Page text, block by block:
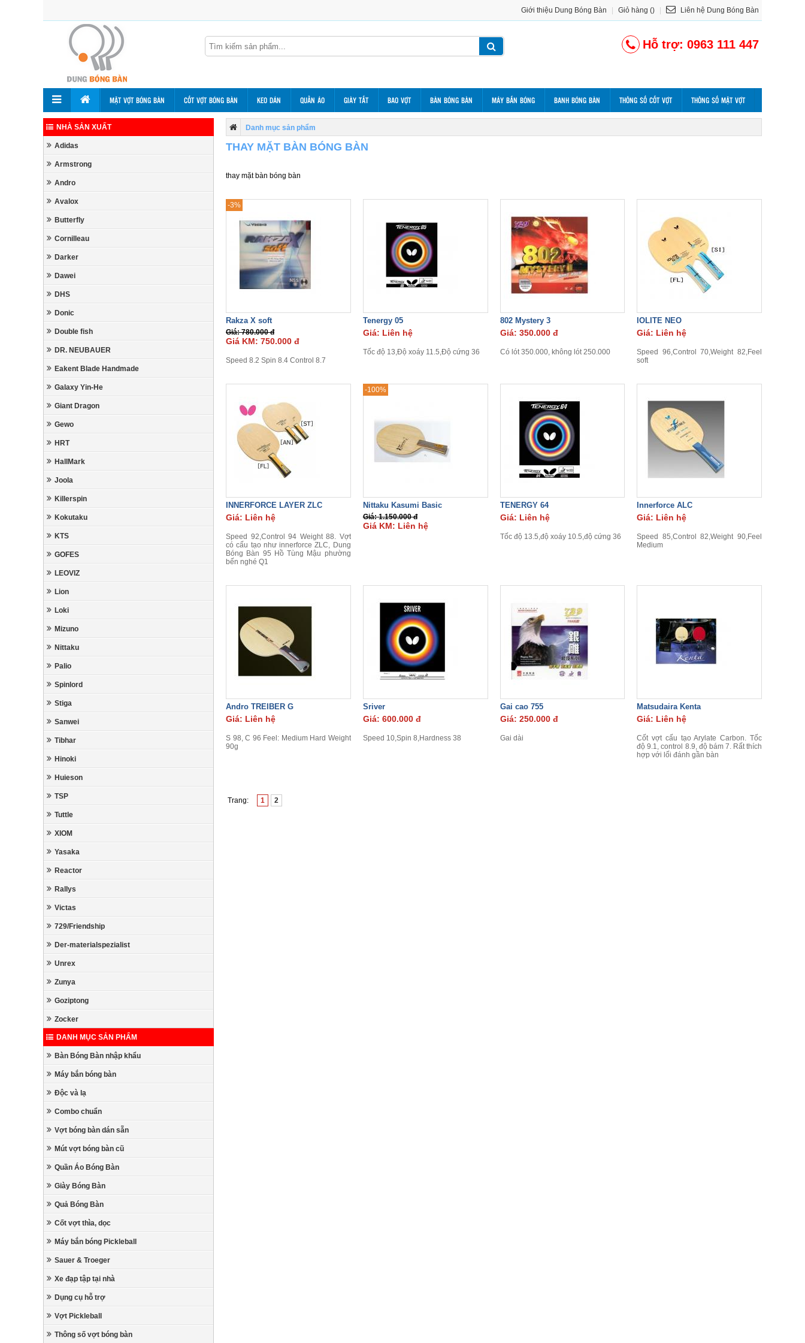
Giới thiệu Dung Bóng Bàn Giỏ hàng () Liên hệ Dung Bóng Bàn
Hỗ trợ: 0963 111 447
MẶT VỢT BÓNG BÀN CỐT VỢT BÓNG BÀN KEO DÁN QUẦN ÁO GIÀY TẤT BAO VỢT BÀN BÓNG BÀN MÁY BẮN BÓNG BANH BÓNG BÀN THÔNG SỐ CỐT VỢT THÔNG SỐ MẶT VỢT
NHÀ SẢN XUẤT
Adidas
Armstrong
Andro
Avalox
Butterfly
Cornilleau
Darker
Dawei
DHS
Donic
Double fish
DR. NEUBAUER
Eakent Blade Handmade
Galaxy Yin-He
Giant Dragon
Gewo
HRT
HallMark
Joola
Killerspin
Kokutaku
KTS
GOFES
LEOVIZ
Lion
Loki
Mizuno
Nittaku
Palio
Spinlord
Stiga
Sanwei
Tibhar
Hinoki
Huieson
TSP
Tuttle
XIOM
Yasaka
Reactor
Rallys
Victas
729/Friendship
Der-materialspezialist
Unrex
Zunya
Goziptong
Zocker
DANH MỤC SẢN PHẨM
Bàn Bóng Bàn nhập khẩu
Máy bắn bóng bàn
Độc và lạ
Combo chuẩn
Vợt bóng bàn dán sẵn
Mút vợt bóng bàn cũ
Quần Áo Bóng Bàn
Giày Bóng Bàn
Quả Bóng Bàn
Cốt vợt thìa, dọc
Máy bắn bóng Pickleball
Sauer & Troeger
Xe đạp tập tại nhà
Dụng cụ hỗ trợ
Vợt Pickleball
Thông số vợt bóng bàn
Danh mục sản phẩm
THAY MẶT BÀN BÓNG BÀN
thay mặt bàn bóng bàn
-3%
Rakza X soft
Giá: 780.000 đ
Giá KM: 750.000 đ
Speed 8.2 Spin 8.4 Control 8.7
Tenergy 05
Giá: Liên hệ
Tốc độ 13,Độ xoáy 11.5,Độ cứng 36
802 Mystery 3
Giá: 350.000 đ
Có lót 350.000, không lót 250.000
IOLITE NEO
Giá: Liên hệ
Speed 96,Control 70,Weight 82,Feel
soft
INNERFORCE LAYER ZLC
Giá: Liên hệ
Speed 92,Control 94 Weight 88. Vợt
có cấu tạo như innerforce ZLC, Dung
Bóng Bàn 95 Hồ Tùng Mậu phường
bến nghé Q1
-100%
Nittaku Kasumi Basic
Giá: 1.150.000 đ
Giá KM: Liên hệ
TENERGY 64
Giá: Liên hệ
Tốc độ 13.5,độ xoáy 10.5,độ cứng 36
Innerforce ALC
Giá: Liên hệ
Speed 85,Control 82,Weight 90,Feel
Medium
Andro TREIBER G
Giá: Liên hệ
S 98, C 96 Feel: Medium Hard Weight
90g
Sriver
Giá: 600.000 đ
Speed 10,Spin 8,Hardness 38
Gai cao 755
Giá: 250.000 đ
Gai dài
Matsudaira Kenta
Giá: Liên hệ
Cốt vợt cấu tạo Arylate Carbon. Tốc
độ 9.1, control 8.9, độ bám 7. Rất thích
hợp với lối đánh gần bàn
Trang: 1 2